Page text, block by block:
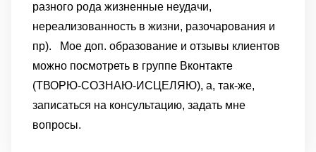
разного рода жизненные неудачи,
нереализованность в жизни, разочарования и
пр).
Мое доп. образование и отзывы клиентов
можно посмотреть в группе Вконтакте
(ТВОРЮ-СОЗНАЮ-ИСЦЕЛЯЮ), а, так-же,
записаться на консультацию, задать мне
вопросы.